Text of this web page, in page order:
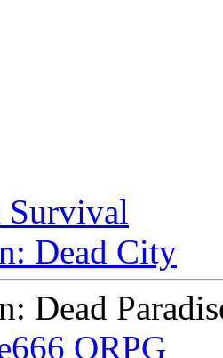
Dead City
Dead
ORPG